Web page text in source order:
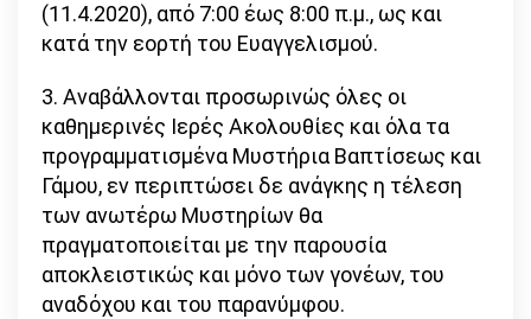
(11.4.2020), από 7:00 έως 8:00 π.μ., ως και
κατά την εορτή του Ευαγγελισμού.
3. Αναβάλλονται προσωρινώς όλες οι
καθημερινές Ιερές Ακολουθίες και όλα τα
προγραμματισμένα Μυστήρια Βαπτίσεως και
Γάμου, εν περιπτώσει δε ανάγκης η τέλεση
των ανωτέρω Μυστηρίων θα
πραγματοποιείται με την παρουσία
αποκλειστικώς και μόνο των γονέων, του
αναδόχου και του παρανύμφου.